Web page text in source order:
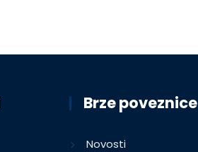
Brze poveznice
Novosti